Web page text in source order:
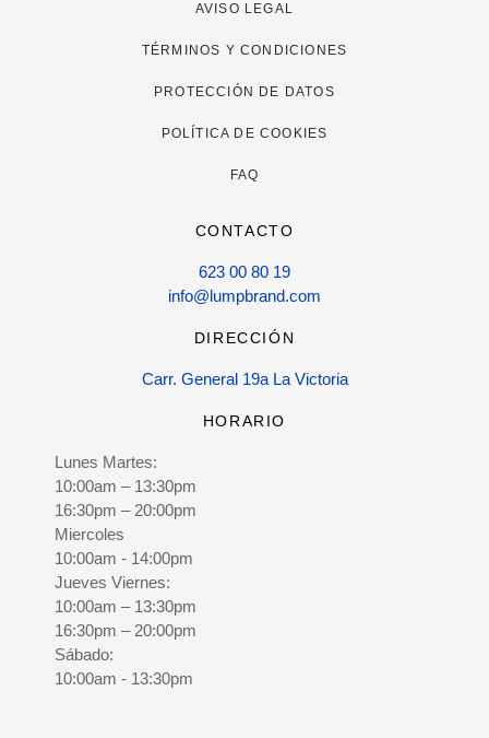
AVISO LEGAL
TÉRMINOS Y CONDICIONES
PROTECCIÓN DE DATOS
POLÍTICA DE COOKIES
FAQ
CONTACTO
623 00 80 19
info@lumpbrand.com
DIRECCIÓN
Carr. General 19a La Victoria
HORARIO
Lunes Martes:
10:00am – 13:30pm
16:30pm – 20:00pm
Miercoles
10:00am - 14:00pm
Jueves Viernes:
10:00am – 13:30pm
16:30pm – 20:00pm
Sábado:
10:00am - 13:30pm